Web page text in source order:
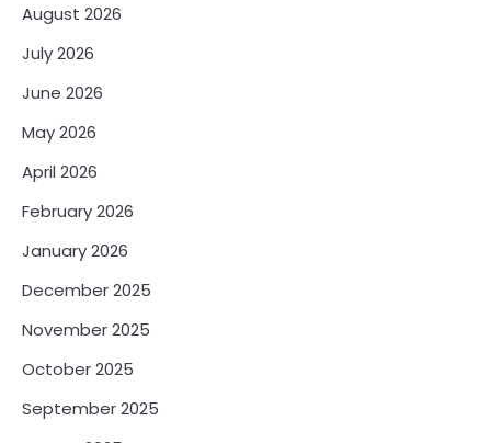
August 2026
July 2026
June 2026
May 2026
April 2026
February 2026
January 2026
December 2025
November 2025
October 2025
September 2025